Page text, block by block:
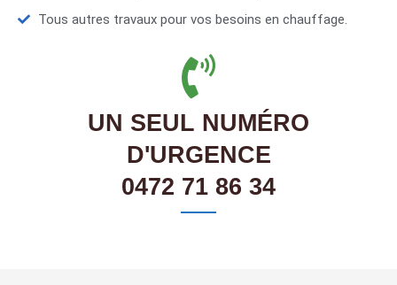
Tous autres travaux pour vos besoins en chauffage.
UN SEUL NUMÉRO
D'URGENCE
0472 71 86 34